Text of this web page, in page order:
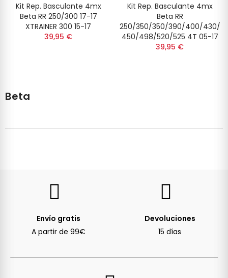
Kit Rep. Basculante 4mx
Beta RR 250/300 17-17
XTRAINER 300 15-17
39,95 €
Kit Rep. Basculante 4mx
Beta RR
250/350/350/390/400/430/
450/498/520/525 4T 05-17
39,95 €
Beta
Envío gratis
A partir de 99€
Devoluciones
15 días